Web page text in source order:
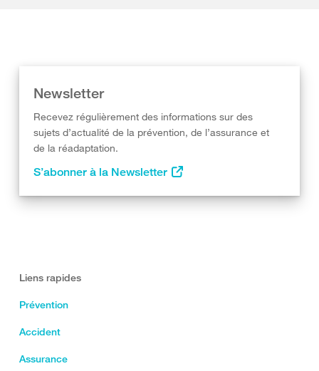
Newsletter
Recevez régulièrement des informations sur des
sujets d’actualité de la prévention, de l’assurance et
de la réadaptation.
S’abonner à la Newsletter
Liens rapides
Prévention
Accident
Assurance